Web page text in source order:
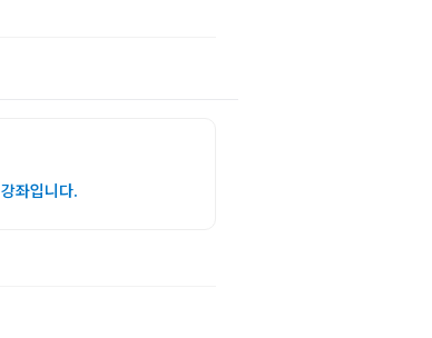
강좌입니다.